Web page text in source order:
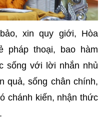
xin quy giới, Hòa
pháp thoại, bao hàm
sống với lời nhắn nhủ
quả, sống chân chính,
chánh kiến, nhận thức